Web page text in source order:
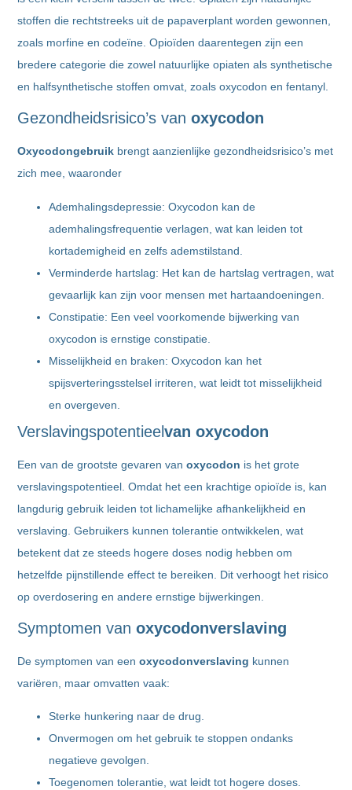
stoffen die rechtstreeks uit de papaverplant worden gewonnen,
zoals morfine en codeïne. Opioïden daarentegen zijn een
bredere categorie die zowel natuurlijke opiaten als synthetische
en halfsynthetische stoffen omvat, zoals oxycodon en fentanyl.
Gezondheidsrisico’s vanoxycodon
Oxycodongebruik brengt aanzienlijke gezondheidsrisico’s met
zich mee, waaronder
Ademhalingsdepressie: Oxycodon kan de
ademhalingsfrequentie verlagen, wat kan leiden tot
kortademigheid en zelfs ademstilstand.
Verminderde hartslag: Het kan de hartslag vertragen, wat
gevaarlijk kan zijn voor mensen met hartaandoeningen.
Constipatie: Een veel voorkomende bijwerking van
oxycodon is ernstige constipatie.
Misselijkheid en braken: Oxycodon kan het
spijsverteringsstelsel irriteren, wat leidt tot misselijkheid
en overgeven.
Verslavingspotentieelvan oxycodon
Een van de grootste gevaren vanoxycodon is het grote
verslavingspotentieel. Omdat het een krachtige opioïde is, kan
langdurig gebruik leiden tot lichamelijke afhankelijkheid en
verslaving. Gebruikers kunnen tolerantie ontwikkelen, wat
betekent dat ze steeds hogere doses nodig hebben om
hetzelfde pijnstillende effect te bereiken. Dit verhoogt het risico
op overdosering en andere ernstige bijwerkingen.
Symptomen vanoxycodonverslaving
De symptomen van eenoxycodonverslaving kunnen
variëren, maar omvatten vaak:
Sterke hunkering naar de drug.
Onvermogen om het gebruik te stoppen ondanks
negatieve gevolgen.
Toegenomen tolerantie, wat leidt tot hogere doses.